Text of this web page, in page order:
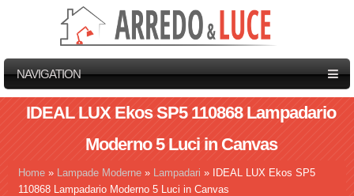
NAVIGATION
IDEAL LUX Ekos SP5 110868 Lampadario
Moderno 5 Luci in Canvas
Tu sei qui
Home » Lampade Moderne » Lampadari »
IDEAL LUX Ekos SP5
110868 Lampadario Moderno 5 Luci in Canvas